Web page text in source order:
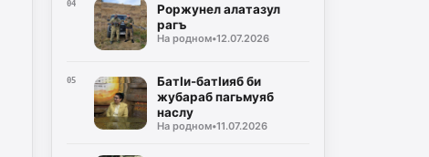
04
Роржунел алатазул
рагъ
На родном•12.07.2026
05
БатӀи-батӀияб би
жубараб пагьмуяб
наслу
На родном•11.07.2026